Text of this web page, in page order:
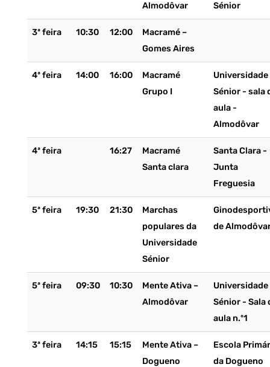
Almodôvar
Sénior
3ª feira 10:30 12:00
Macramé –
Gomes Aires
4ª feira 14:00 16:00
Macramé
Grupo I
Universidade
Sénior - sala
aula -
Almodôvar
4ª feira 16:27
Macramé
Santa clara
Santa Clara -
Junta
Freguesia
5ª feira 19:30 21:30
Marchas
populares da
Universidade
Sénior
de
5ª feira 09:30 10:30
Mente Ativa –
Almodôvar
Universidade
Sénior - Sala
aula n.º1
3ª feira 14:15 15:15
Mente Ativa –
Dogueno
Escola
da Dogueno